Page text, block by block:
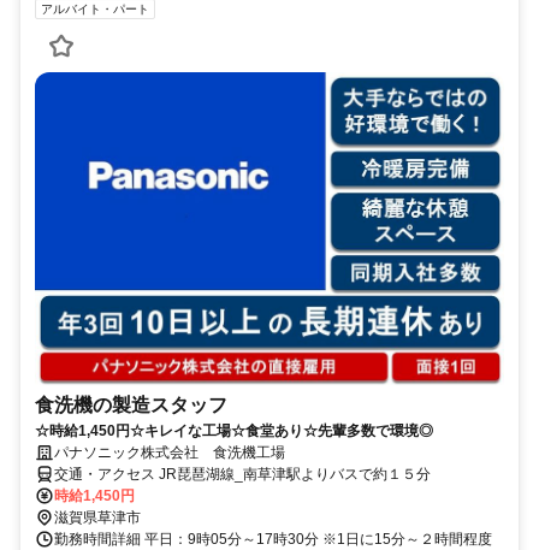
アルバイト・パート
食洗機の製造スタッフ
☆時給1,450円☆キレイな工場☆食堂あり☆先輩多数で環境◎
パナソニック株式会社 食洗機工場
交通・アクセス JR琵琶湖線_南草津駅よりバスで約１５分
時給1,450円
滋賀県草津市
勤務時間詳細 平日：9時05分～17時30分 ※1日に15分～２時間程度